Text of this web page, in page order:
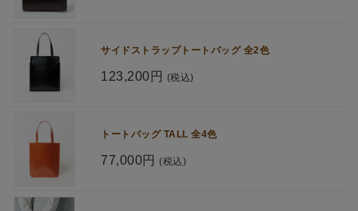
サイドストラップトートバッグ 全2色
123,200円 (税込)
トートバッグ TALL 全4色
77,000円 (税込)